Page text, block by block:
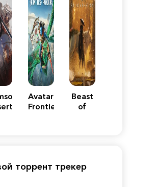
Avatar:
Frontiers
Beast
of
торрент трекер